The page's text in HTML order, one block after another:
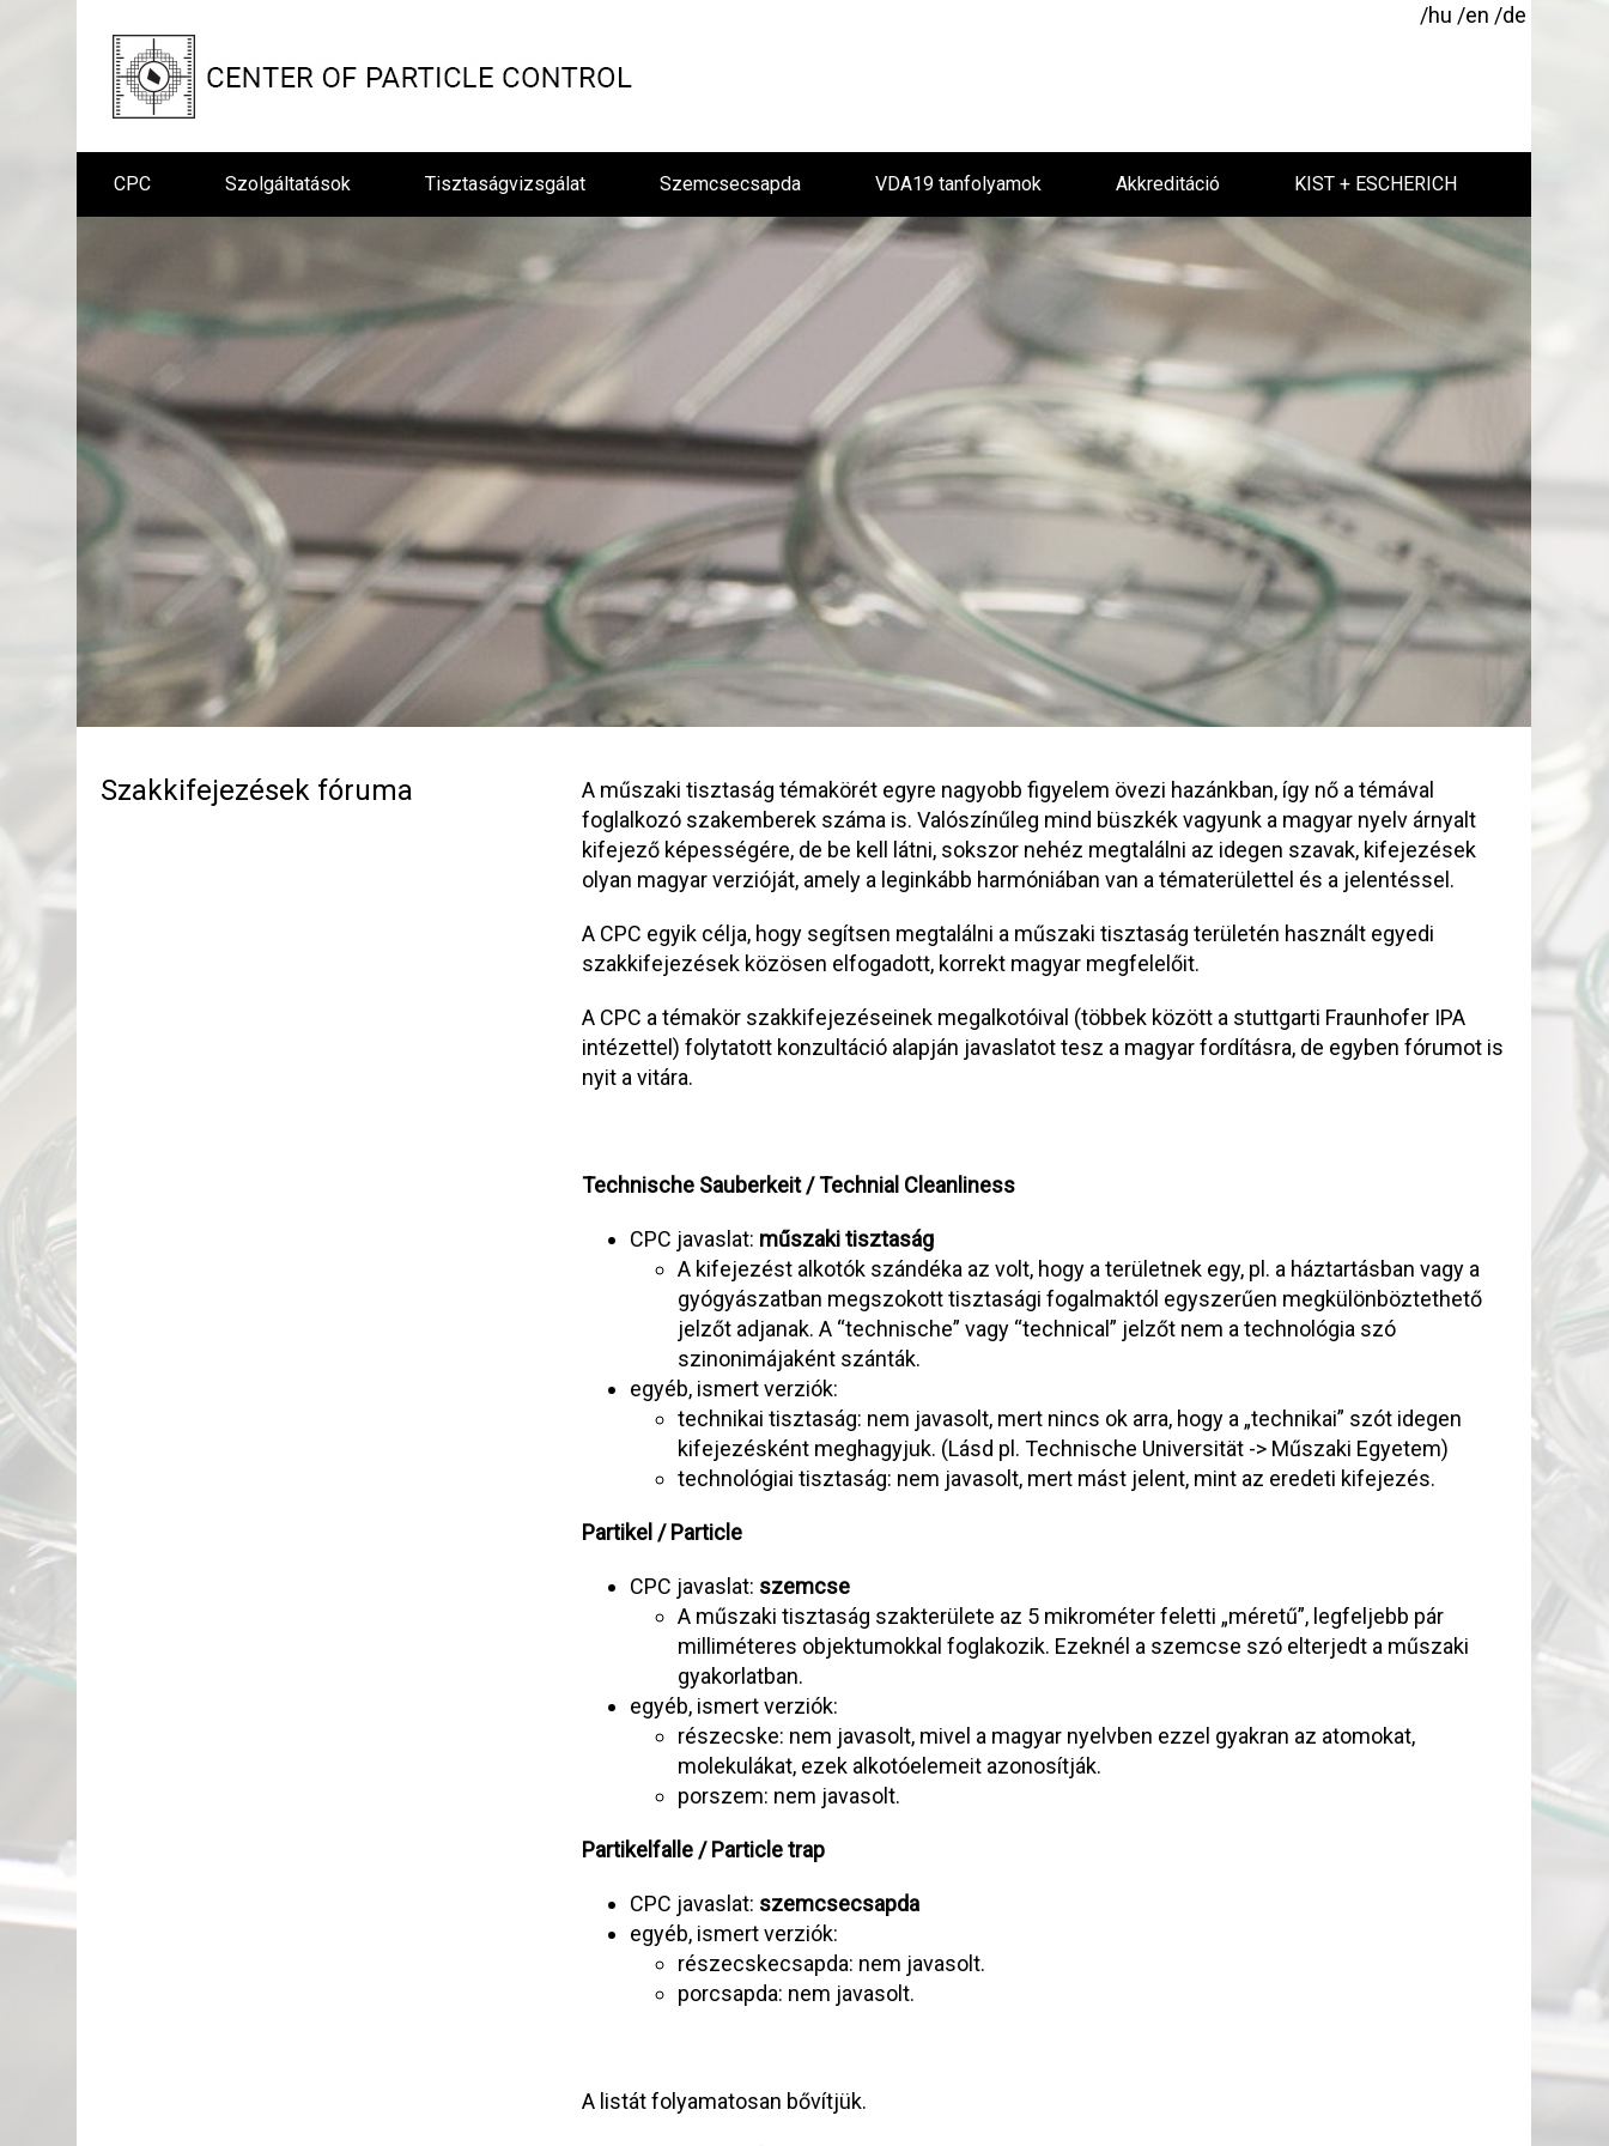
/hu /en /de
CPC Szolgáltatások Tisztaságvizsgálat Szemcsecsapda VDA19 tanfolyamok Akkreditáció KIST + ESCHERICH
Szakkifejezések fóruma
A műszaki tisztaság témakörét egyre nagyobb figyelem övezi hazánkban, így nő a témával
foglalkozó szakemberek száma is. Valószínűleg mind büszkék vagyunk a magyar nyelv árnyalt
kifejező képességére, de be kell látni, sokszor nehéz megtalálni az idegen szavak, kifejezések
olyan magyar verzióját, amely a leginkább harmóniában van a tématerülettel és a jelentéssel.
A CPC egyik célja, hogy segítsen megtalálni a műszaki tisztaság területén használt egyedi
szakkifejezések közösen elfogadott, korrekt magyar megfelelőit.
A CPC a témakör szakkifejezéseinek megalkotóival (többek között a stuttgarti Fraunhofer IPA
intézettel) folytatott konzultáció alapján javaslatot tesz a magyar fordításra, de egyben fórumot is
nyit a vitára.
Technische Sauberkeit / Technial Cleanliness
CPC javaslat: műszaki tisztaság
A kifejezést alkotók szándéka az volt, hogy a területnek egy, pl. a háztartásban vagy a
gyógyászatban megszokott tisztasági fogalmaktól egyszerűen megkülönböztethető
jelzőt adjanak. A “technische” vagy “technical” jelzőt nem a technológia szó
szinonimájaként szánták.
egyéb, ismert verziók:
technikai tisztaság: nem javasolt, mert nincs ok arra, hogy a „technikai” szót idegen
kifejezésként meghagyjuk. (Lásd pl. Technische Universität -> Műszaki Egyetem)
technológiai tisztaság: nem javasolt, mert mást jelent, mint az eredeti kifejezés.
Partikel / Particle
CPC javaslat: szemcse
A műszaki tisztaság szakterülete az 5 mikrométer feletti „méretű”, legfeljebb pár
milliméteres objektumokkal foglakozik. Ezeknél a szemcse szó elterjedt a műszaki
gyakorlatban.
egyéb, ismert verziók:
részecske: nem javasolt, mivel a magyar nyelvben ezzel gyakran az atomokat,
molekulákat, ezek alkotóelemeit azonosítják.
porszem: nem javasolt.
Partikelfalle / Particle trap
CPC javaslat: szemcsecsapda
egyéb, ismert verziók:
részecskecsapda: nem javasolt.
porcsapda: nem javasolt.
A listát folyamatosan bővítjük.